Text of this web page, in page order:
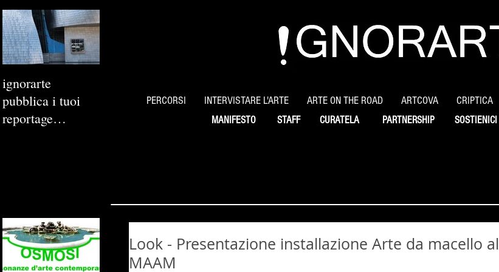
ignorarte
pubblica i tuoi
reportage
PERCORSI INTERVISTARE L'ARTE ARTE ON THE ROAD ARTCOVA CRIPTICA
MANIFESTO STAFF CURATELA PARTNERSHIP SOSTIENICI
Look - Presentazione installazione Arte da macello al
MAAM